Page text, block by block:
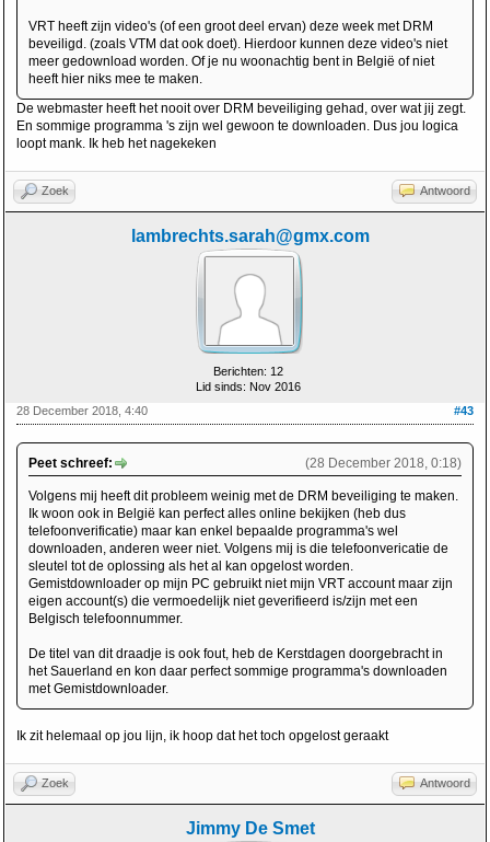
VRT heeft zijn video's (of een groot deel ervan) deze week met DRM
beveiligd. (zoals VTM dat ook doet). Hierdoor kunnen deze video's niet
meer gedownload worden. Of je nu woonachtig bent in België of niet
heeft hier niks mee te maken.
De webmaster heeft het nooit over DRM beveiliging gehad, over wat jij zegt.
En sommige programma 's zijn wel gewoon te downloaden. Dus jou logica
loopt mank. Ik heb het nagekeken
Zoek Antwoord
lambrechts.sarah@gmx.com
Berichten: 12
Lid sinds: Nov 2016
#43
28 December 2018, 4:40
(28 December 2018, 0:18)
Peet schreef:
Volgens mij heeft dit probleem weinig met de DRM beveiliging te maken.
Ik woon ook in België kan perfect alles online bekijken (heb dus
telefoonverificatie) maar kan enkel bepaalde programma's wel
downloaden, anderen weer niet. Volgens mij is die telefoonvericatie de
sleutel tot de oplossing als het al kan opgelost worden.
Gemistdownloader op mijn PC gebruikt niet mijn VRT account maar zijn
eigen account(s) die vermoedelijk niet geverifieerd is/zijn met een
Belgisch telefoonnummer.
De titel van dit draadje is ook fout, heb de Kerstdagen doorgebracht in
het Sauerland en kon daar perfect sommige programma's downloaden
met Gemistdownloader.
Ik zit helemaal op jou lijn, ik hoop dat het toch opgelost geraakt
Zoek Antwoord
Jimmy De Smet